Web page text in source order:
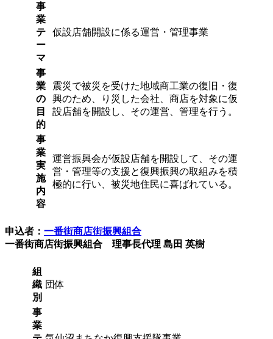
事
業
テ
ー
マ
仮設店舗開設に係る運営・管理事業
事
業
の
目
的
震災で被災を受けた地域商工業の復旧・復
興のため、り災した会社、商店を対象に仮
設店舗を開設し、その運営、管理を行う。
事
業
実
施
内
容
運営振興会が仮設店舗を開設して、その運
営・管理等の支援と復興振興の取組みを積
極的に行い、被災地住民に喜ばれている。
申込者： 一番街商店街振興組合
一番街商店街振興組合 理事長代理 島田 英樹
組
織
別
団体
事
業